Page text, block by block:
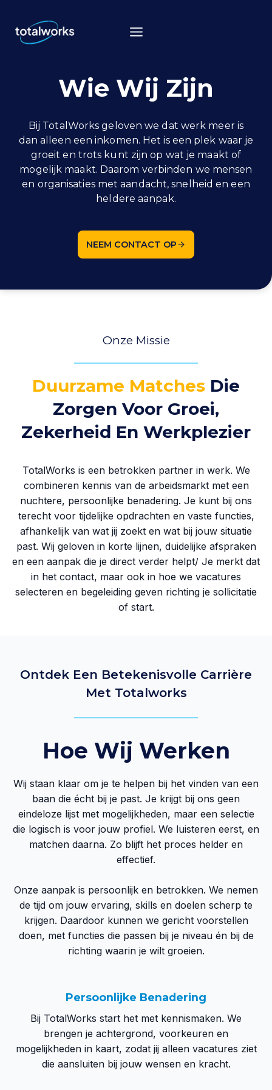
inhoud
Wie Wij Zijn
Bij TotalWorks geloven we dat werk meer is
dan alleen een inkomen. Het is een plek waar je
groeit en trots kunt zijn op wat je maakt of
mogelijk maakt. Daarom verbinden we mensen
en organisaties met aandacht, snelheid en een
heldere aanpak.
NEEM CONTACT OP
Onze Missie
Duurzame Matches Die
Zorgen Voor Groei,
Zekerheid En Werkplezier
TotalWorks is een betrokken partner in werk. We
combineren kennis van de arbeidsmarkt met een
nuchtere, persoonlijke benadering. Je kunt bij ons
terecht voor tijdelijke opdrachten en vaste functies,
afhankelijk van wat jij zoekt en wat bij jouw situatie
past. Wij geloven in korte lijnen, duidelijke afspraken
en een aanpak die je direct verder helpt/ Je merkt dat
in het contact, maar ook in hoe we vacatures
selecteren en begeleiding geven richting je sollicitatie
of start.
Ontdek Een Betekenisvolle Carrière
Met Totalworks
Hoe Wij Werken
Wij staan klaar om je te helpen bij het vinden van een
baan die écht bij je past. Je krijgt bij ons geen
eindeloze lijst met mogelijkheden, maar een selectie
die logisch is voor jouw profiel. We luisteren eerst, en
matchen daarna. Zo blijft het proces helder en
effectief.
Onze aanpak is persoonlijk en betrokken. We nemen
de tijd om jouw ervaring, skills en doelen scherp te
krijgen. Daardoor kunnen we gericht voorstellen
doen, met functies die passen bij je niveau én bij de
richting waarin je wilt groeien.
Persoonlijke Benadering
Bij TotalWorks start het met kennismaken. We
brengen je achtergrond, voorkeuren en
mogelijkheden in kaart, zodat jij alleen vacatures ziet
die aansluiten bij jouw wensen en kracht.